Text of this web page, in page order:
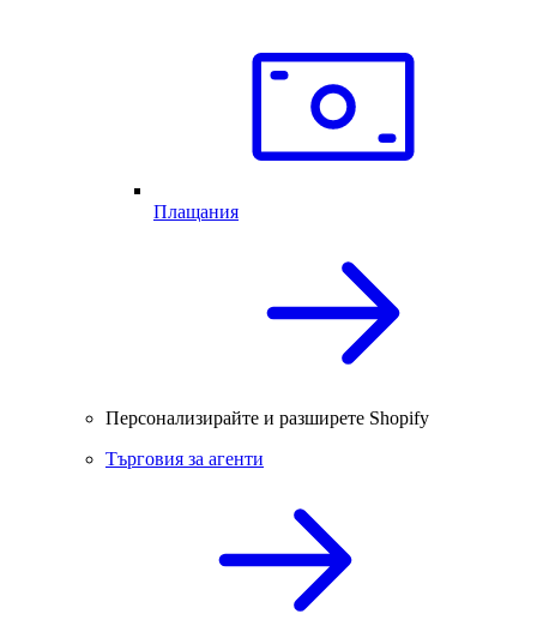
Плащания
Персонализирайте и разширете Shopify
Търговия за агенти